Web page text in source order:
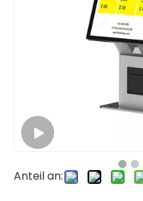
Anteil an: